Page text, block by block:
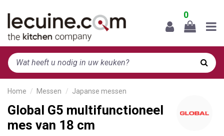
0
Home Messen Japanse messen
Global G5 multifunctioneel
mes van 18 cm